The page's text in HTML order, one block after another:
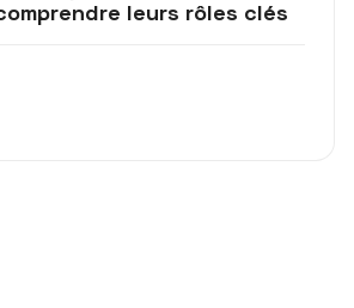
leurs rôles clés